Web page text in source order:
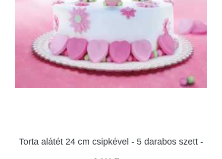
Torta alátét 24 cm csipkével - 5 darabos szett -